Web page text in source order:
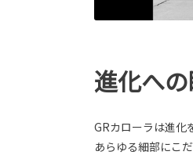
進化への
GRカローラは進化
あらゆる細部にこ